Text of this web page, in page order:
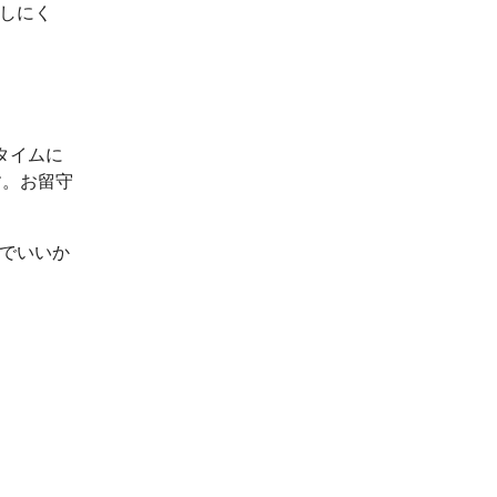
にく
イムに
お留守
いいか